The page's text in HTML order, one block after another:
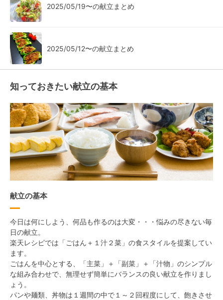
2025/05/19〜の献立まとめ
2025/05/12〜の献立まとめ
知っておきたい献立の基本
献立の基本
今日は何にしよう、何品も作るのは大変・・・悩みの尽きない毎
日の献立。
楽天レシピでは「ごはん＋１汁２菜」の食スタイルを提案してい
ます。
ごはんを中心とする、「主菜」＋「副菜」＋「汁物」のシンプル
な組み合わせで、無理せず簡単にバランスの良い献立を作りまし
ょう。
パンや麺類、丼物は１週間の中で１～２回程度にして、飽きさせ